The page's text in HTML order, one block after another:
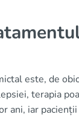
este, de
terapia
ani, iar